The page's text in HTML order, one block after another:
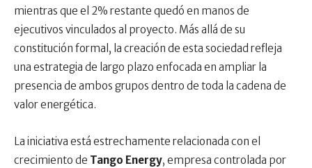
mientras que el 2% restante quedó en manos de
ejecutivos vinculados al proyecto. Más allá de su
constitución formal, la creación de esta sociedad refleja
una estrategia de largo plazo enfocada en ampliar la
presencia de ambos grupos dentro de toda la cadena de
valor energética.
La iniciativa está estrechamente relacionada con el
crecimiento de Tango Energy, empresa controlada por